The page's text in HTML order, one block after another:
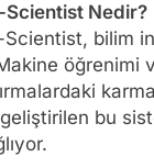
Scientist Nedir?
Scientist, bilim
öğrenimi
bu